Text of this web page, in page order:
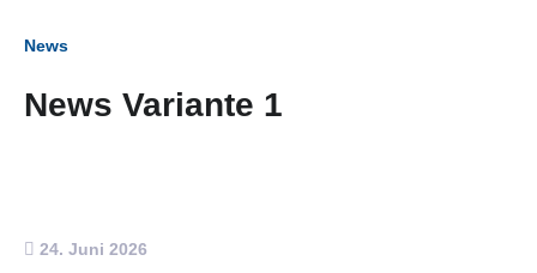
News
News Variante 1
24. Juni 2026